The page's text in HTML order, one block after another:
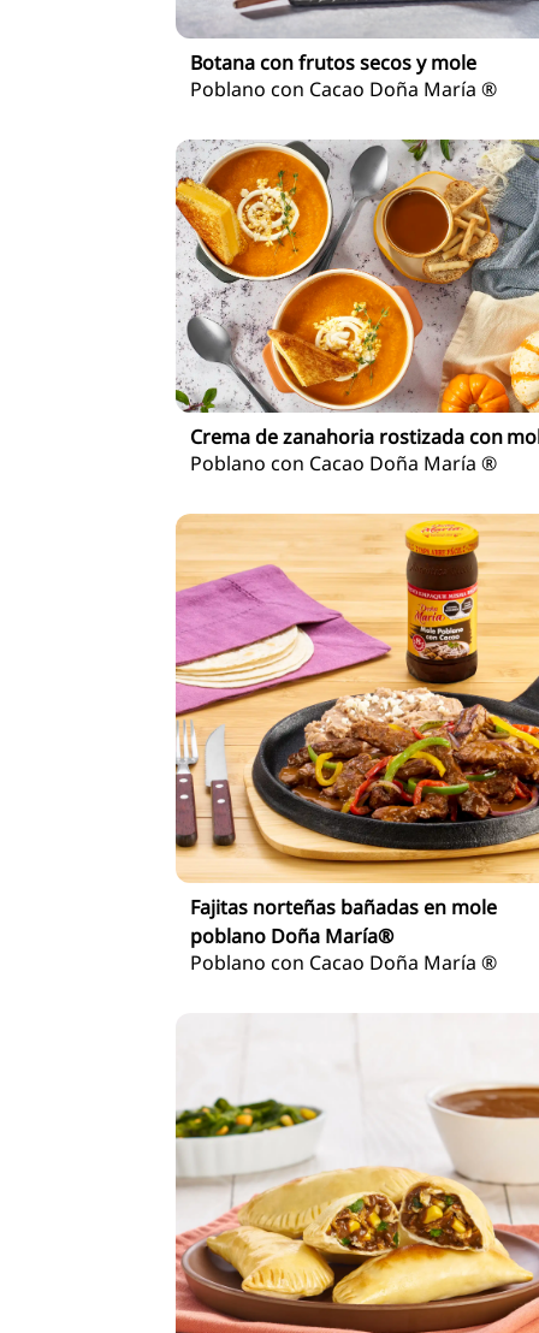
Botana con frutos secos y mole
Poblano con Cacao Doña María ®
Crema de zanahoria rostizada con
Poblano con Cacao Doña María ®
Fajitas norteñas bañadas en mole
poblano Doña María®
Poblano con Cacao Doña María ®